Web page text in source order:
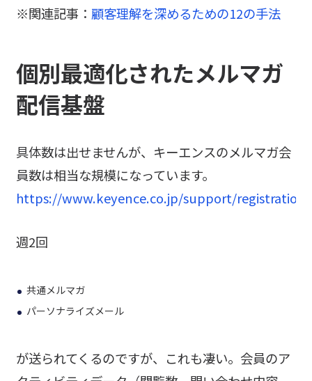
※関連記事： 顧客理解を深めるための12の手法
個別最適化されたメルマガ
配信基盤
具体数は出せませんが、キーエンスのメルマガ会
員数は相当な規模になっています。
https://www.keyence.co.jp/support/registration
週2回
共通メルマガ
パーソナライズメール
が送られてくるのですが、これも凄い。会員のア